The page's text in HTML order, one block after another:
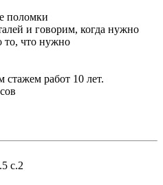
поломки
и говорим, когда нужно
то, что нужно
стажем работ 10 лет.
с.2